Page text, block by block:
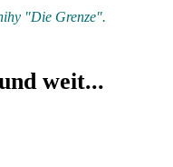
"Die Grenze".
weit...